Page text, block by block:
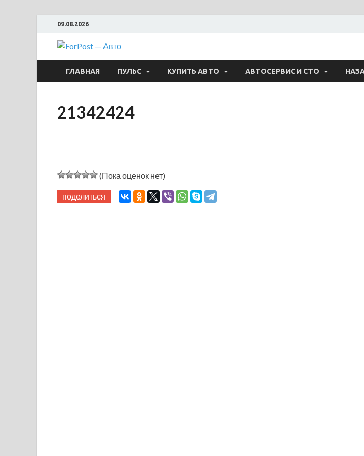
09.08.2026
ForPost — Авто
ГЛАВНАЯ ПУЛЬС КУПИТЬ АВТО АВТОСЕРВИС И СТО
21342424
(Пока оценок нет)
поделиться